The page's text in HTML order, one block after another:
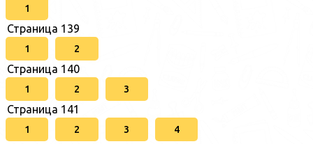
1
Страница 139
1 2
Страница 140
1 2 3
Страница 141
1 2 3 4